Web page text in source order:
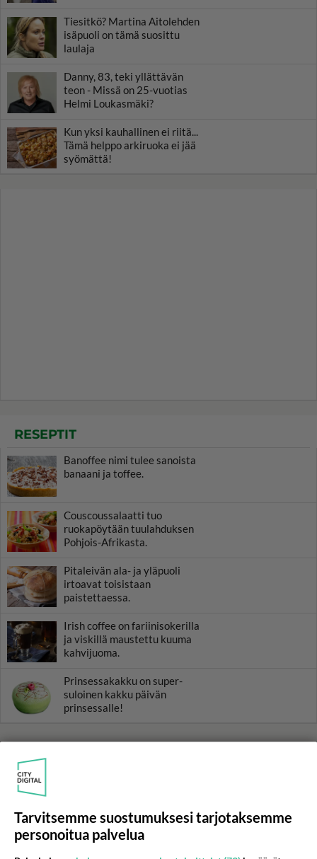
Tiesitkö? Martina Aitolehden
isäpuoli on tämä suosittu
laulaja
Danny, 83, teki yllättävän
teon - Missä on 25-vuotias
Helmi Loukasmäki?
Kun yksi kauhallinen ei riitä...
Tämä helppo arkiruoka ei jää
syömättä!
RESEPTIT
Banoffee nimi tulee sanoista
banaani ja toffee.
Couscoussalaatti tuo
ruokapöytään tuulahduksen
Pohjois-Afrikasta.
Pitaleivän ala- ja yläpuoli
irtoavat toisistaan
paistettaessa.
Irish coffee on fariinisokerilla
ja viskillä maustettu kuuma
kahvijuoma.
Prinsessakakku on super-
suloinen kakku päivän
prinsessalle!
HOROSKOOPPI
Tarvitsemme suostumuksesi tarjotaksemme
personoitua palvelua